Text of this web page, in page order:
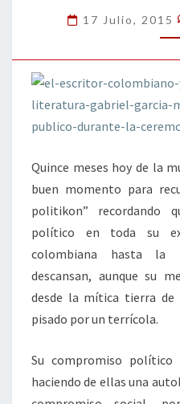
17 Julio, 2015
Quince meses hoy de la
buen momento para
politikon” recordando
político en toda su
colombiana hasta la
descansan, aunque su
desde la mítica tierra
pisado por un terrícola.
Su compromiso
haciendo de ellas una